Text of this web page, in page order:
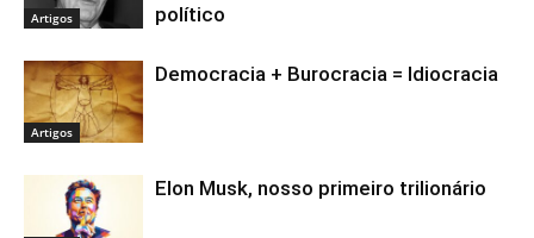
Artigos
político
Artigos
Democracia + Burocracia = Idiocracia
Elon Musk, nosso primeiro trilionário